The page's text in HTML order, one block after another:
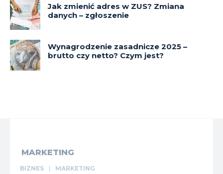
Jak zmienić adres w ZUS? Zmiana
danych – zgłoszenie
Wynagrodzenie zasadnicze 2025 –
brutto czy netto? Czym jest?